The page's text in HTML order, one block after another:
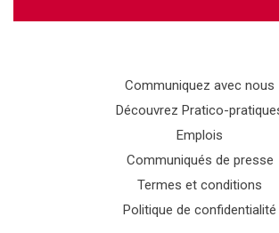
Communiquez avec nous
Découvrez Pratico-
Emplois
Communiqués de presse
Termes et conditions
Politique de confidentialité